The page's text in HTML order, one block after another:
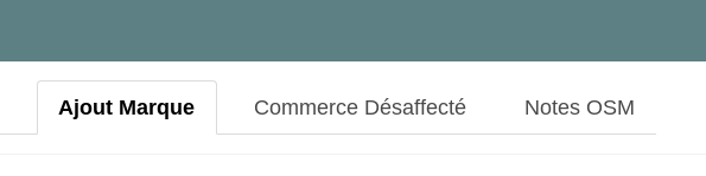
Ajout Marque Commerce Désaffecté Notes OSM